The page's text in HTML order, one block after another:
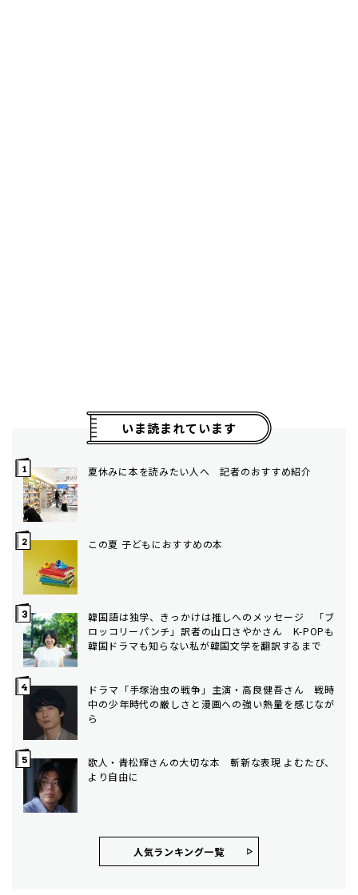
いま読まれています
夏休みに本を読みたい人へ 記者のおすすめ紹介
この夏 子どもにおすすめの本
韓国語は独学、きっかけは推しへのメッセージ 「ブ
ロッコリーパンチ」訳者の山口さやかさん K-POPも
韓国ドラマも知らない私が韓国文学を翻訳するまで
ドラマ「手塚治虫の戦争」主演・高良健吾さん 戦時
中の少年時代の厳しさと漫画への強い熱量を感じなが
ら
歌人・青松輝さんの大切な本 斬新な表現 よむたび、
より自由に
人気ランキング⼀覧